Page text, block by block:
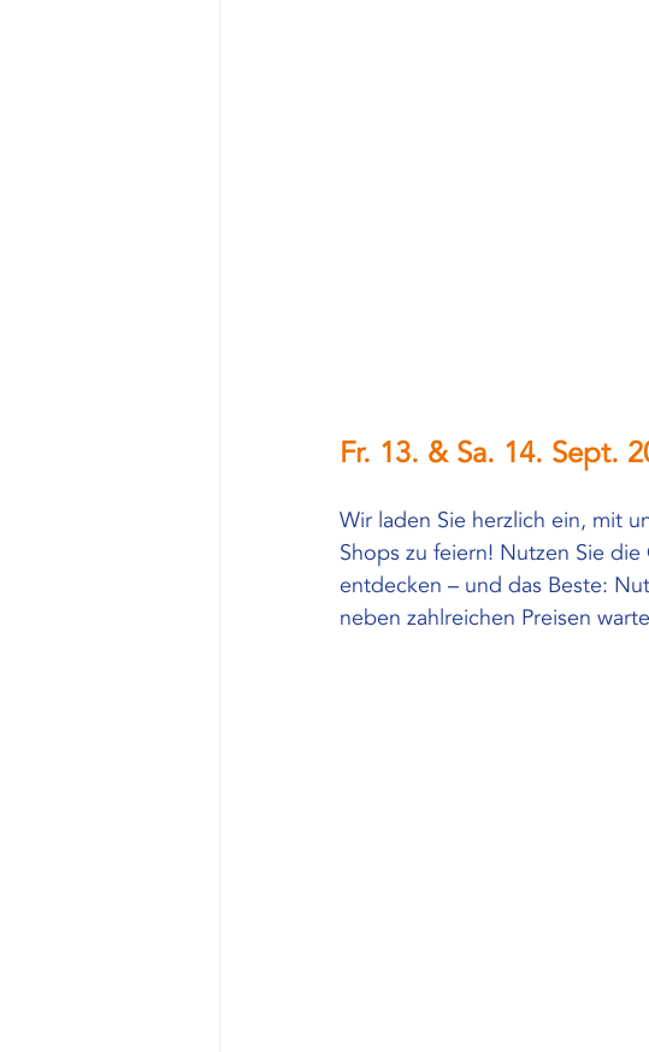
Fr. 13. & Sa. 14. Sept.
Wir laden Sie herzlich ein, mit
Shops zu feiern! Nutzen Sie
entdecken – und das Beste:
neben zahlreichen Preisen